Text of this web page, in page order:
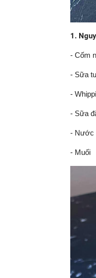
1.
- Cốm
- Sữa
-
- Sữa
- Nước
- Muối